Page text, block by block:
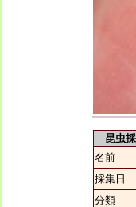
昆虫採
名前
採集日
分類